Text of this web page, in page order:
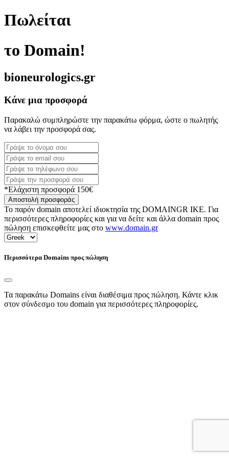
Πωλείται
το Domain!
bioneurologics.gr
Κάνε μια προσφορά
Παρακαλώ συμπληρώστε την παρακάτω φόρμα, ώστε ο πωλητής
να λάβει την προσφορά σας.
*Ελάχιστη προσφορά 150€
Αποστολή προσφοράς
Το παρόν domain αποτελεί ιδιοκτησία της DOMAINGR ΙΚΕ. Για
περισσότερες πληροφορίες και για να δείτε και άλλα domain προς
πώληση επισκεφθείτε μας στο www.domain.gr
Περισσότερα Domains προς πώληση
Τα παρακάτω Domains είναι διαθέσιμα προς πώληση. Κάντε κλικ
στον σύνδεσμο του domain για περισσότερες πληροφορίες.